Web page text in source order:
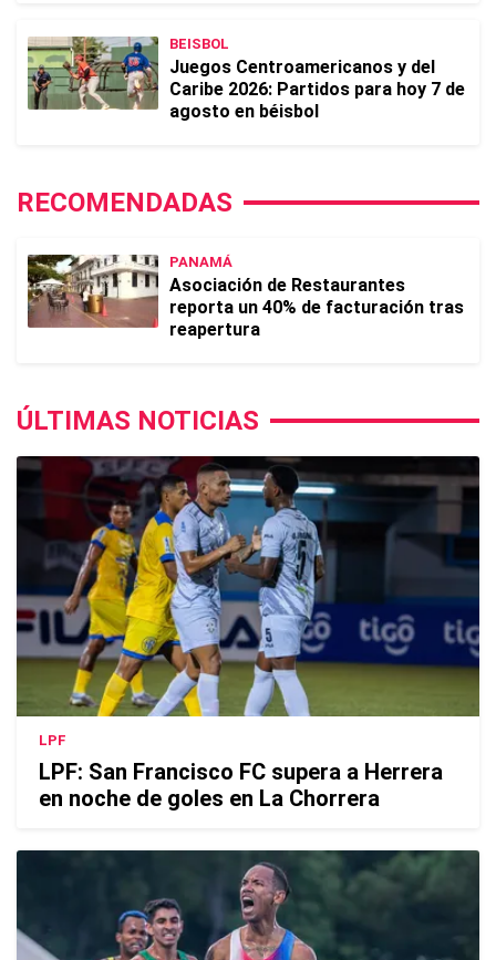
BEISBOL
Juegos Centroamericanos y del
Caribe 2026: Partidos para hoy 7 de
agosto en béisbol
RECOMENDADAS
PANAMÁ
Asociación de Restaurantes
reporta un 40% de facturación tras
reapertura
ÚLTIMAS NOTICIAS
LPF
LPF: San Francisco FC supera a Herrera
en noche de goles en La Chorrera